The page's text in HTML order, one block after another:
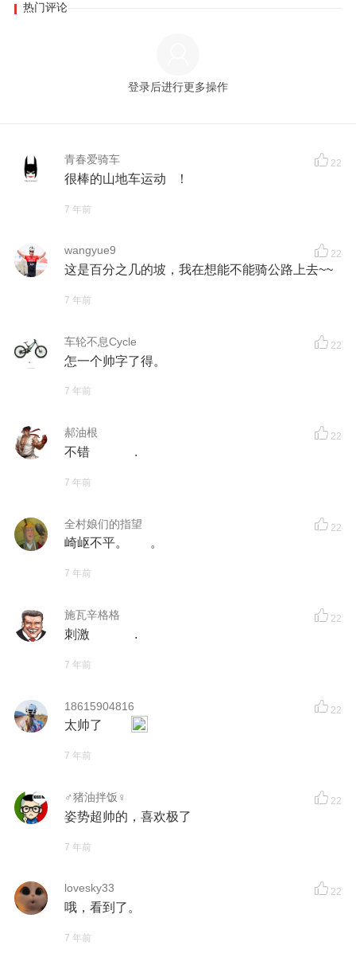
热门评论
登录后进行更多操作
青春爱骑车 22
很棒的山地车运动 ！
7 年前
wangyue9 22
这是百分之几的坡，我在想能不能骑公路上去~~
7 年前
车轮不息Cycle 22
怎一个帅字了得。
7 年前
郝油根 22
不错 .
7 年前
全村娘们的指望 22
崎岖不平。 。
7 年前
施瓦辛格格 22
刺激 .
7 年前
18615904816 22
太帅了
7 年前
♂猪油拌饭♀ 22
姿势超帅的，喜欢极了
7 年前
lovesky33 22
哦，看到了。
7 年前